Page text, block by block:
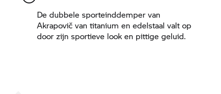
De dubbele sporteinddemper van
Akrapovič van titanium en edelstaal valt op
door zijn sportieve look en pittige geluid.